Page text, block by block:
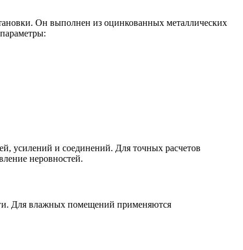
Он выполнен из оцинкованных металлических
усилений и соединений. Для точных расчетов
неровностей.
Для влажных помещений применяются